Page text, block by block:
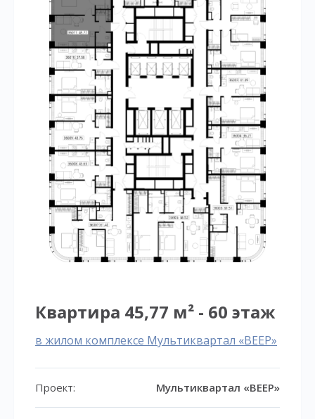
Квартира 45,77 м² - 60 этаж
в жилом комплексе Мультиквартал «ВЕЕР»
Проект: Мультиквартал «ВЕЕР»